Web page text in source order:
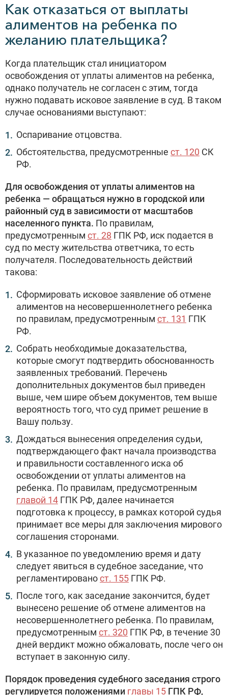
Как отказаться от выплаты
алиментов на ребенка по
желанию плательщика?
Когда плательщик стал инициатором
освобождения от уплаты алиментов на ребенка,
однако получатель не согласен с этим, тогда
нужно подавать исковое заявление в суд. В таком
случае основаниями выступают:
Оспаривание отцовства.
Обстоятельства, предусмотренные ст. 120 СК
РФ.
Для освобождения от уплаты алиментов на
ребенка — обращаться нужно в городской или
районный суд в зависимости от масштабов
населенного пункта. По правилам,
предусмотренным ст. 28 ГПК РФ, иск подается в
суд по месту жительства ответчика, то есть
получателя. Последовательность действий
такова:
Сформировать исковое заявление об отмене
алиментов на несовершеннолетнего ребенка
по правилам, предусмотренным ст. 131 ГПК
РФ.
Собрать необходимые доказательства,
которые смогут подтвердить обоснованность
заявленных требований. Перечень
дополнительных документов был приведен
выше, чем шире объем документов, тем выше
вероятность того, что суд примет решение в
Вашу пользу.
Дождаться вынесения определения судьи,
подтверждающего факт начала производства
и правильности составленного иска об
освобождении от уплаты алиментов на
ребенка. По правилам, предусмотренным
главой 14 ГПК РФ, далее начинается
подготовка к процессу, в рамках которой судья
принимает все меры для заключения мирового
соглашения сторонами.
В указанное по уведомлению время и дату
следует явиться в судебное заседание, что
регламентированост. 155 ГПК РФ.
После того, как заседание закончится, будет
вынесено решение об отмене алиментов на
несовершеннолетнего ребенка. По правилам,
предусмотренным ст. 320 ГПК РФ, в течение 30
дней вердикт можно обжаловать, после чего он
вступает в законную силу.
Порядок проведения судебного заседания строго
регулируется положениями главы 15 ГПК РФ,